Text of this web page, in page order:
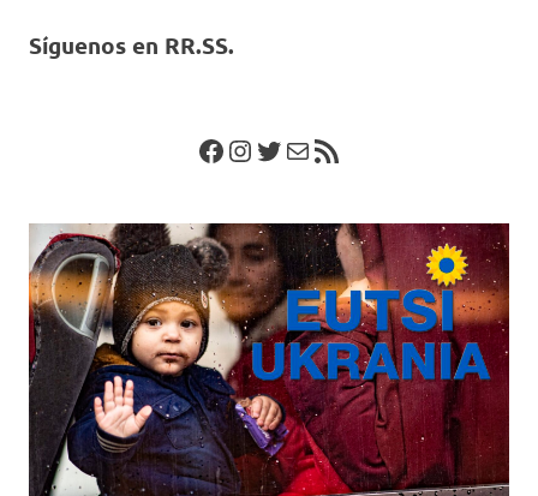
Síguenos en RR.SS.
Facebook
Instagram
Twitter
Correo electrónico
Feed RSS